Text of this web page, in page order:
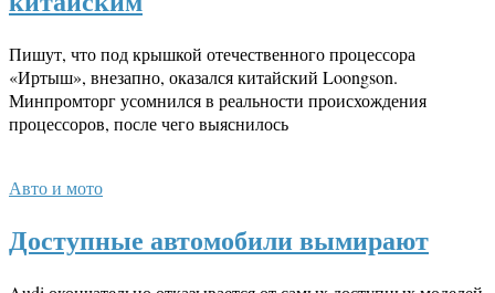
Пишут, что под крышкой отечественного процессора
«Иртыш», внезапно, оказался китайский Loongson.
Минпромторг усомнился в реальности происхождения
процессоров, после чего выяснилось
Авто и мото
Доступные автомобили вымирают